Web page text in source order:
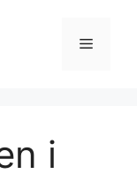
Menu
i